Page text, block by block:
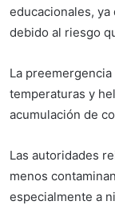
educacionales,
debido al riesgo
La
temperaturas y
acumulación de
Las autoridades
menos
especialmente a